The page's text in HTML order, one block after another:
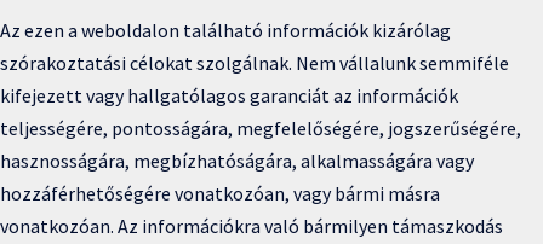
Az ezen a weboldalon található információk kizárólag
szórakoztatási célokat szolgálnak. Nem vállalunk semmiféle
kifejezett vagy hallgatólagos garanciát az információk
teljességére, pontosságára, megfelelőségére, jogszerűségére,
hasznosságára, megbízhatóságára, alkalmasságára vagy
hozzáférhetőségére vonatkozóan, vagy bármi másra
vonatkozóan. Az információkra való bármilyen támaszkodás